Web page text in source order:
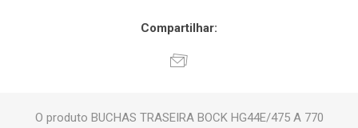
Compartilhar:
O produto BUCHAS TRASEIRA BOCK HG44E/475 A 770